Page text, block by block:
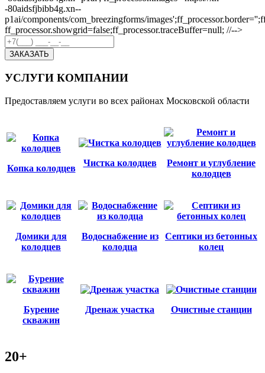
-80aidsfjbibb4g.xn--
p1ai/components/com_breezingforms/
ff_processor.showgrid=false;ff_processor.traceBuffer=null; //-->
ЗАКАЗАТЬ
УСЛУГИ КОМПАНИИ
Предоставляем услуги во всех районах Московской области
Копка колодцев
Чистка колодцев
Ремонт и углубление
колодцев
Домики для
колодцев
Водоснабжение из
колодца
Септики из бетонных
колец
Бурение
скважин
Дренаж участка Очистные станции
20+